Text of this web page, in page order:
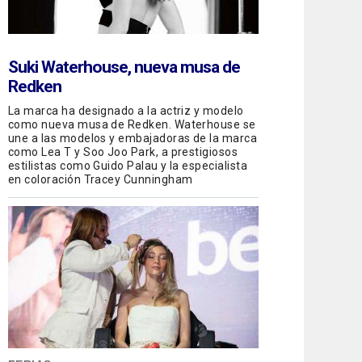
Suki Waterhouse, nueva musa de
Redken
La marca ha designado a la actriz y modelo
como nueva musa de Redken. Waterhouse se
une a las modelos y embajadoras de la marca
como Lea T y Soo Joo Park, a prestigiosos
estilistas como Guido Palau y la especialista
en coloración Tracey Cunningham